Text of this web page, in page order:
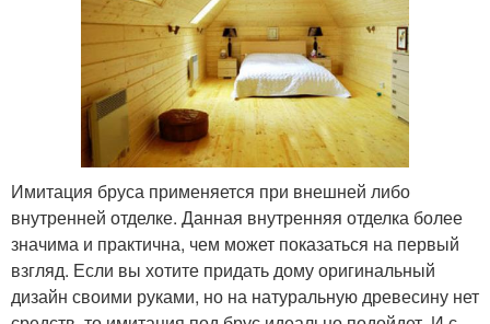
Имитация бруса применяется при внешней либо
внутренней отделке. Данная внутренняя отделка более
значима и практична, чем может показаться на первый
взгляд. Если вы хотите придать дому оригинальный
дизайн своими руками, но на натуральную древесину нет